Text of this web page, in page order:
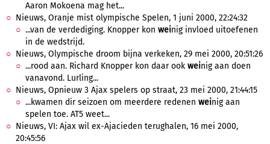
Aaron Mokoena mag het...
Nieuws, Oranje mist olympische Spelen, 1 juni 2000, 22:24:32
...van de verdediging. Knopper kon weinig invloed uitoefenen
in de wedstrijd.
Nieuws, Olympische droom bijna verkeken, 29 mei 2000, 20:51:26
...rood aan. Richard Knopper kon daar ook weinig aan doen
vanavond. Lurling...
Nieuws, Opnieuw 3 Ajax spelers op straat, 23 mei 2000, 21:44:15
...kwamen dir seizoen om meerdere redenen weinig aan
spelen toe. AT5 weet...
Nieuws, VI: Ajax wil ex-Ajacieden terughalen, 16 mei 2000,
20:45:56